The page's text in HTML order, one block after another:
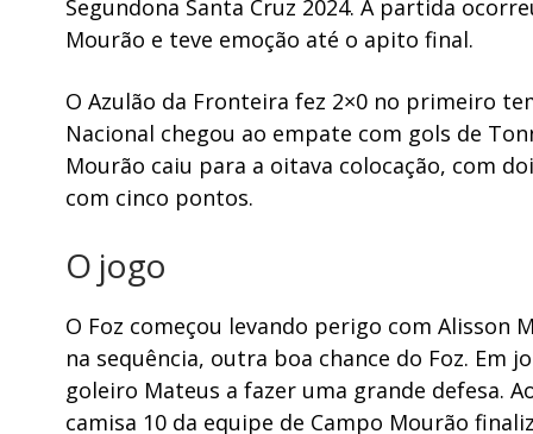
Segundona Santa Cruz 2024. A partida
Mourão e teve emoção até o apito final.
O Azulão da Fronteira fez 2×0 no primeiro
Nacional chegou ao empate com gols de
Mourão caiu para a oitava colocação, com
com cinco pontos.
O jogo
O Foz começou levando perigo com Alisson
na sequência, outra boa chance do Foz. Em
goleiro Mateus a fazer uma grande defesa.
camisa 10 da equipe de Campo Mourão